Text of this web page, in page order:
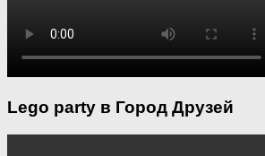
Lego party в Город Друзей